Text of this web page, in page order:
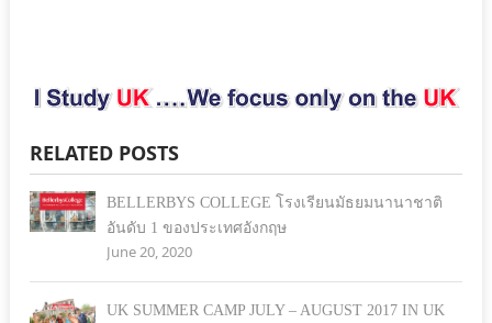
RELATED POSTS
BELLERBYS COLLEGE โรงเรียนมัธยมนานาชาติ
อันดับ 1 ของประเทศอังกฤษ
June 20, 2020
UK SUMMER CAMP JULY – AUGUST 2017 IN UK